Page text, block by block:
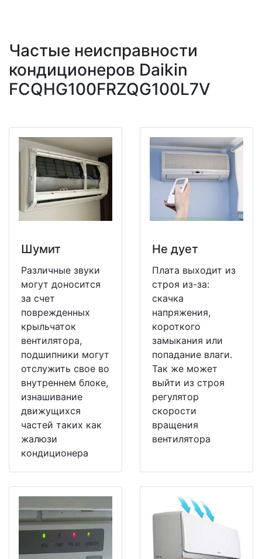
Частые неисправности
кондиционеров Daikin
FCQHG100FRZQG100L7V
Шумит
Различные звуки
могут доносится
за счет
поврежденных
крыльчаток
вентилятора,
подшипники могут
отслужить свое во
внутреннем блоке,
изнашивание
движущихся
частей таких как
жалюзи
кондиционера
Не дует
Плата выходит из
строя из-за:
скачка
напряжения,
короткого
замыкания или
попадание влаги.
Так же может
выйти из строя
регулятор
скорости
вращения
вентилятора